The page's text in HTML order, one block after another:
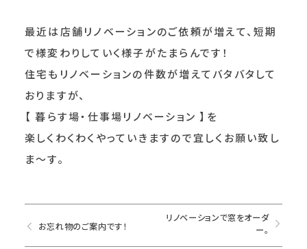
最近は店舗リノベーションのご依頼が増えて、短期
で様変わりしていく様子がたまらんです！
住宅もリノベーションの件数が増えてバタバタして
おりますが、
【 暮らす場・仕事場リノベーション 】を
楽しくわくわくやっていきますので宜しくお願い致し
ま～す。
お忘れ物のご案内です！
リノベーションで窓をオーダ
ー。